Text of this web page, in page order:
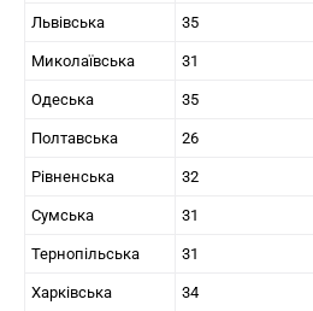
Львівська 35
Миколаївська 31
Одеська 35
Полтавська 26
Рівненська 32
Сумська 31
Тернопільська 31
Харківська 34